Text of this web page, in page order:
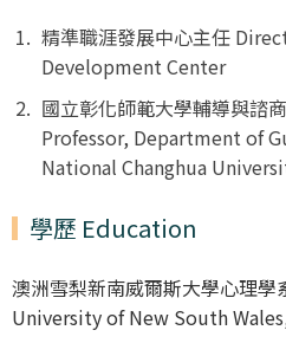
精準職涯發展中心主任
Development Center
國立彰化師範大學輔導與諮
Professor, Department of
National Changhua
學歷 Education
澳洲雪梨新南威爾斯大學心理
University of New South